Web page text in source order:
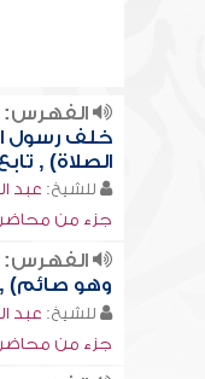
الفهرس:
خلف رسول
الصلاة) ,
للشيخ: عبد
جزء من محاضرة
الفهرس:
وهو صائم) ,
للشيخ: عبد
جزء من محاضرة